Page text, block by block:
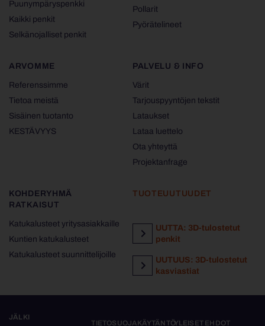
Puunympäryspenkki
Kaikki penkit
Selkänojalliset penkit
Pollarit
Pyörätelineet
ARVOMME
Referenssimme
Tietoa meistä
Sisäinen tuotanto
KESTÄVYYS
PALVELU & INFO
Värit
Tarjouspyyntöjen tekstit
Lataukset
Lataa luettelo
Ota yhteyttä
Projektanfrage
KOHDERYHMÄ
RATKAISUT
Katukalusteet yritysasiakkaille
Kuntien katukalusteet
Katukalusteet suunnittelijoille
TUOTEUUTUUDET
UUTTA: 3D-tulostetut
penkit
UUTUUS: 3D-tulostetut
kasviastiat
JÄLKI
TIETOSUOJAKÄYTÄNTÖYLEISET EHDOT